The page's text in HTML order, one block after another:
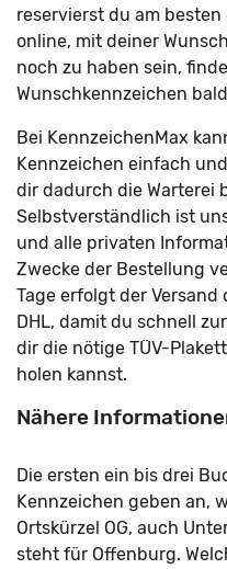
reservierst du am
online, mit deiner
noch zu haben sein,
Wunschkennzeichen
Bei KennzeichenMax
Kennzeichen einfach
dir dadurch die Warterei
Selbstverständlich ist
und alle privaten
Zwecke der Bestellung
Tage erfolgt der Versand
DHL, damit du schnell
dir die nötige TÜV-
holen kannst.
Nähere
Die ersten ein bis drei
Kennzeichen geben an,
Ortskürzel OG, auch
steht für Offenburg.